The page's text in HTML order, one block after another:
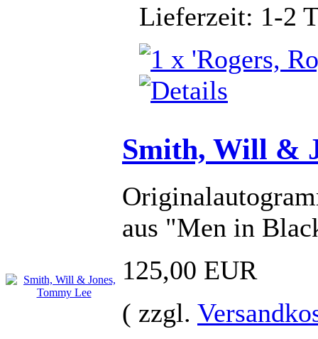
Lieferzeit: 1-2
Smith, Will &
aus "Men in
125,00 EUR
( zzgl.